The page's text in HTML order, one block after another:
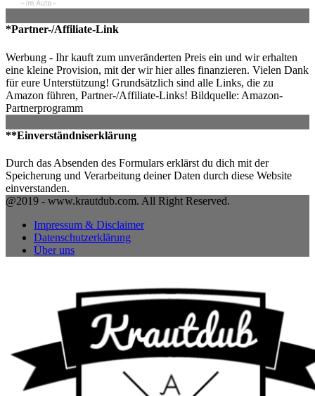
*Partner-/Affiliate-Link
Werbung - Ihr kauft zum unveränderten Preis ein und wir erhalten
eine kleine Provision, mit der wir hier alles finanzieren. Vielen Dank
für eure Unterstützung! Grundsätzlich sind alle Links, die zu
Amazon führen, Partner-/Affiliate-Links! Bildquelle: Amazon-
Partnerprogramm
**Einverständniserklärung
Durch das Absenden des Formulars erklärst du dich mit der
Speicherung und Verarbeitung deiner Daten durch diese Website
einverstanden.
@2019 - www.krautdub.com. All Right Reserved.
Impressum & Disclaimer
Datenschutzerklärung
Über uns